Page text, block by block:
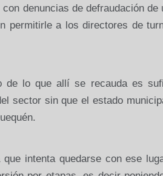
denuncias de defraudación
permitirle a los directores de
de lo que allí se recauda es
sector sin que el estado
intenta quedarse con ese